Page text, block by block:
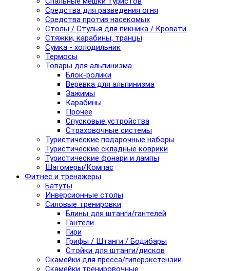
Средства для разведения огня
Средства против насекомых
Столы / Стулья для пикника / Кровати
Стяжки, карабины, транцы
Сумка - холодильник
Термосы
Товары для альпинизма
Блок-ролики
Веревка для альпинизма
Зажимы
Карабины
Прочее
Спусковые устройства
Страховочные системы
Туристические подарочные наборы
Туристические складные коврики
Туристические фонари и лампы
Шагомеры/Компас
Фитнес и тренажеры
Батуты
Инверсионные столы
Силовые тренировки
Блины для штанги/гантелей
Гантели
Гири
Грифы / Штанги / Бодибары
Стойки для штанги/дисков
Скамейки для пресса/гиперэкстензии
Скамейки тренировочные